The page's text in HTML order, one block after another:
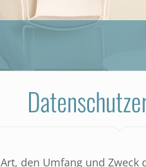
den Umfang und Zweck